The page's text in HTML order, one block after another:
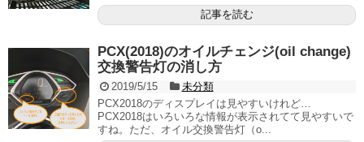
記事を読む
PCX(2018)のオイルチェンジ(oil change)
交換警告灯の消し方
2019/5/15
未分類
PCX2018のディスプレイは見やすいけれど…
PCX2018はいろいろな情報が表示されてて見やすいで
すね。ただ、オイル交換警告灯（o...